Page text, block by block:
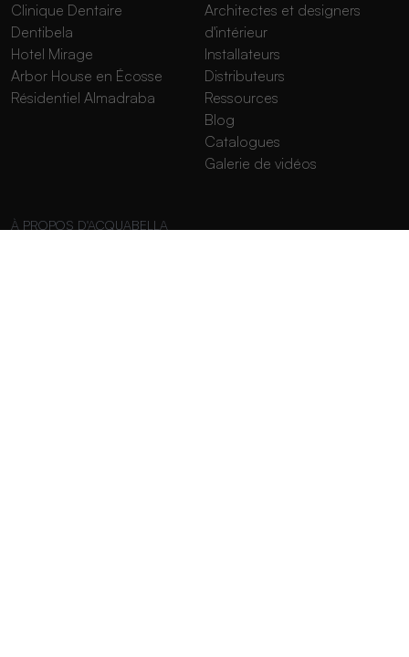
Clinique Dentaire
Dentibela
Hotel Mirage
Arbor House en Écosse
Résidentiel Almadraba
Architectes et designers
d'intérieur
Installateurs
Distributeurs
Ressources
Blog
Catalogues
Galerie de vidéos
À PROPOS D'ACQUABELLA